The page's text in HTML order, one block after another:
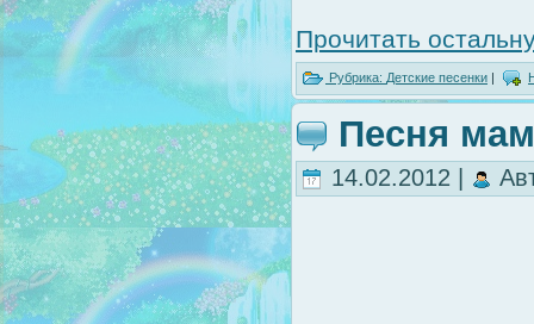
Прочитать
Рубрика: Детские песенки |
Песня
14.02.2012 |